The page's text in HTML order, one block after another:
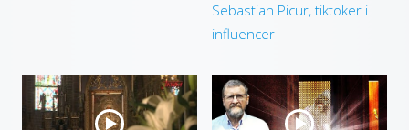
Sebastian Picur, tiktoker i
influencer